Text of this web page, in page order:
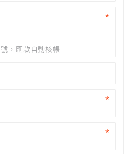
，匯款自動核帳